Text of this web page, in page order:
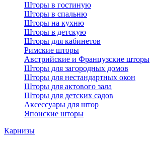
Шторы в гостиную
Шторы в спальню
Шторы на кухню
Шторы в детскую
Шторы для кабинетов
Римские шторы
Австрийские и Французские шторы
Шторы для загородных домов
Шторы для нестандартных окон
Шторы для актового зала
Шторы для детских садов
Аксессуары для штор
Японские шторы
Карнизы